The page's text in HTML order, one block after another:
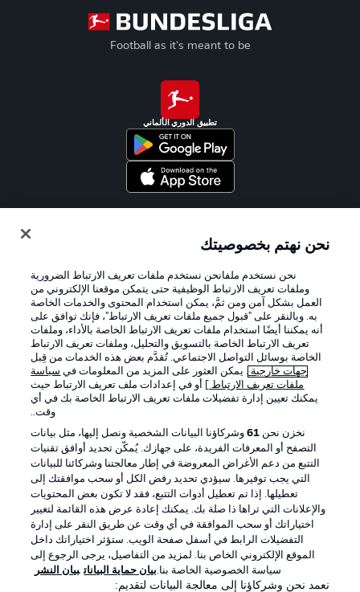
Football as it's meant to be
تطبيق الدوري الألماني
الإعلانات الإخطارات القانونية
شروط الاستخدام الوظائف
جهة النشر تواصل معنا
اللاعبون
نحن نهتم بخصوصيتك
نحن نستخدم ملفانحن نستخدم ملفات تعريف الارتباط الضرورية
وملفات تعريف الارتباط الوظيفية حتى يتمكن موقعنا الإلكتروني من
العمل بشكل آمن ومن ثمَّ، يمكن استخدام المحتوى والخدمات الخاصة
به. وبالنقر على "قبول جميع ملفات تعريف الارتباط"، فإنك توافق على
أنه يمكننا أيضًا استخدام ملفات تعريف الارتباط الخاصة بالأداء، وملفات
تعريف الارتباط الخاصة بالتسويق والتحليل، وملفات تعريف الارتباط
الخاصة بوسائل التواصل الاجتماعي. تُقدَّم بعض هذه الخدمات من قِبل
جهات خارجية . يمكن العثور على المزيد من المعلومات في سياسة
ملفات تعريف الارتباط
] أو في إعدادات ملف تعريف الارتباط حيث
يمكنك تعيين إدارة تفضيلات ملفات تعريف الارتباط الخاصة بك في أي
وقت..
نخزن نحن 61وشركاؤنا البيانات الشخصية ونصل إليها، مثل بيانات
التصفح أو المعرفات الفريدة، على جهازك. يُمكّن تحديد أوافق تقنيات
التتبع من دعم الأغراض المعروضة في إطار معالجتنا وشركائنا للبيانات
التي يجب توفيرها. سيؤدي تحديد رفض الكل أو سحب موافقتك إلى
تعطيلها. إذا تم تعطيل أدوات التتبع، فقد لا تكون بعض المحتويات
والإعلانات التي تراها ذا صلة بك. يمكنك إعادة عرض هذه القائمة لتغيير
اختياراتك أو سحب الموافقة في أي وقت عن طريق النقر على إدارة
التفضيلات الرابط في أسفل صفحة الويب. ستؤثر اختياراتك داخل
الموقع الإلكتروني الخاص بنا. لمزيد من التفاصيل، يرجى الرجوع إلى
سياسة الخصوصية الخاصة بنا.بيان حماية البيانات بيان النشر
نعمد نحن وشركاؤنا إلى معالجة البيانات لتقديم: